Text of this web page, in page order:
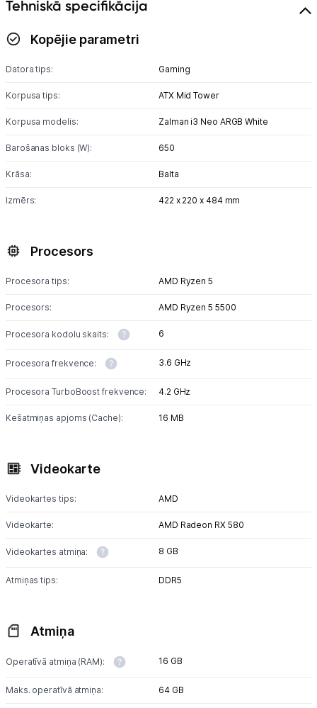
Tehniskā specifikācija
Kopējie parametri
Datora tips: Gaming
Korpusa tips: ATX Mid Tower
Korpusa modelis: Zalman i3 Neo ARGB White
Barošanas bloks (W): 650
Krāsa: Balta
Izmērs: 422 x 220 x 484 mm
Procesors
Procesora tips: AMD Ryzen 5
Procesors: AMD Ryzen 5 5500
Procesora kodolu skaits: 6
Procesora frekvence: 3.6 GHz
Procesora TurboBoost frekvence: 4.2 GHz
Kešatmiņas apjoms (Cache): 16 MB
Videokarte
Videokartes tips: AMD
Videokarte: AMD Radeon RX 580
Videokartes atmiņa: 8 GB
Atmiņas tips: DDR5
Atmiņa
Operatīvā atmiņa (RAM): 16 GB
Maks. operatīvā atmiņa: 64 GB